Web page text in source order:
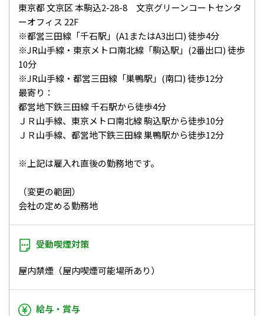
東京都 文京区 本駒込2-28-8 文京グリーンコートセンタ
ーオフィス 22F
※都営三田線「千石駅」(A1またはA3出口) 徒歩4分
※JR山手線・東京メトロ南北線「駒込駅」(2番出口) 徒歩
10分
※JR山手線・都営三田線「巣鴨駅」(南口) 徒歩12分
最寄り：
都営地下鉄三田線 千石駅から徒歩4分
ＪＲ山手線、東京メトロ南北線 駒込駅から徒歩10分
ＪＲ山手線、都営地下鉄三田線 巣鴨駅から徒歩12分
※上記は雇入れ直後の勤務地です。
（変更の範囲）
会社の定める勤務地
受動喫煙対策
屋内禁煙（屋内喫煙可能場所あり）
給与・賞与